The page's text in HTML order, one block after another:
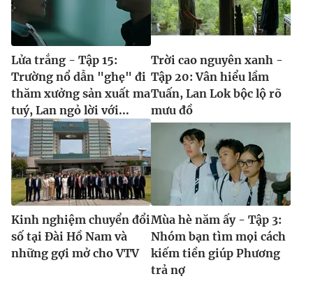
Lửa trắng - Tập 15:
Trường nổ dẫn "ghẹ" đi
thăm xưởng sản xuất ma
tuý, Lan ngỏ lời với...
Trời cao nguyên xanh -
Tập 20: Vân hiểu lầm
Tuấn, Lan Lok bộc lộ rõ
mưu đồ
Kinh nghiệm chuyển đổi
số tại Đài Hồ Nam và
những gợi mở cho VTV
Mùa hè năm ấy - Tập 3:
Nhóm bạn tìm mọi cách
kiếm tiền giúp Phương
trả nợ